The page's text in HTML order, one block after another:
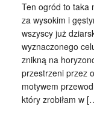
Ten ogród to taka
za wysokim i
wszyscy już
wyznaczonego
znikną na
przestrzeni przez
motywem
który zrobiłam w